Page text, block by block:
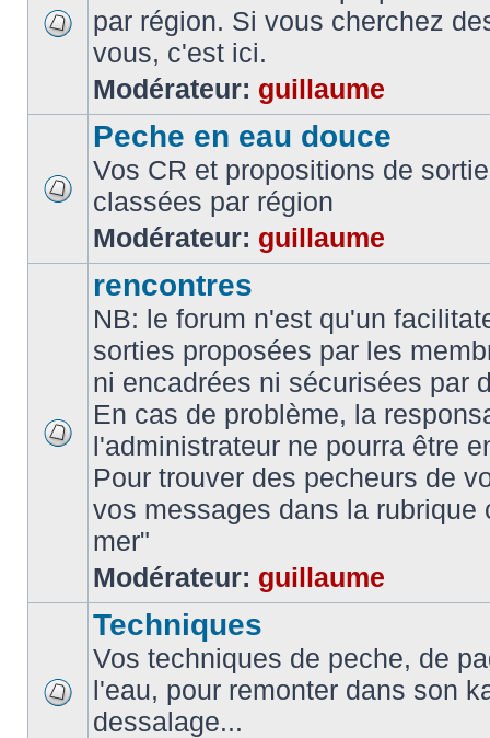
par région. Si vous cherchez
vous, c'est ici.
Modérateur: guillaume
Peche en eau douce
Vos CR et propositions de
classées par région
Modérateur: guillaume
rencontres
NB: le forum n'est qu'un
sorties proposées par les
ni encadrées ni sécurisées par
En cas de problème, la
l'administrateur ne pourra être
Pour trouver des pecheurs de
vos messages dans la rubrique
mer"
Modérateur: guillaume
Techniques
Vos techniques de peche, de
l'eau, pour remonter dans son
dessalage...